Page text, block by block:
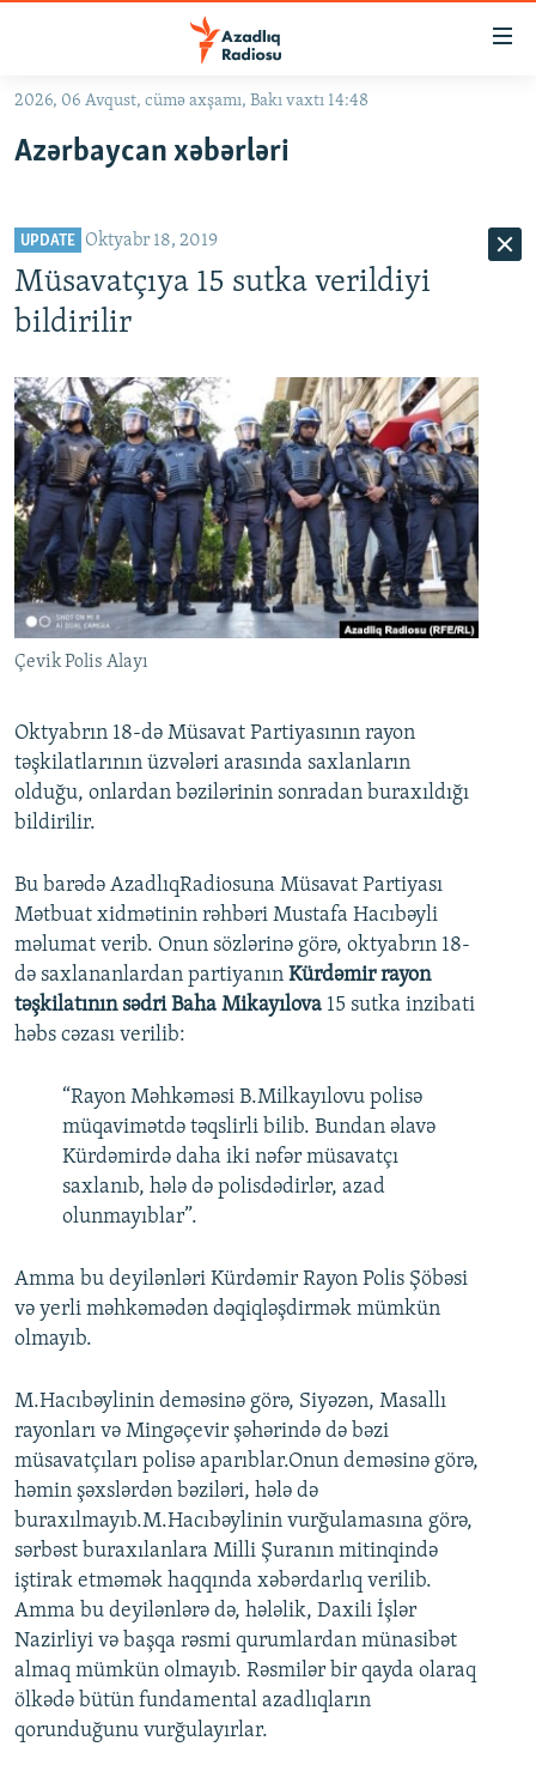
Əsas
qayıt
qayıt
Axtarışa
keç
#ƏSLINDƏ
ARAŞDIRMA
MULTIMEDIA
VIDEO
FOTOQALEREYA
İNFOQRAFIKA
KARIKATURA
RADIO ARXIV
OXU ZALI
AZƏRBAYCAN ƏDƏBIYYATI KITABXANASI
İSLAM VƏ DEMOKRATIYA
HAQQIMIZDA
MISSIYAMIZ
PEŞƏ ETIKASI VƏ JURNALISTIKA STANDARTLARIMIZ
BIZIMLƏ ƏLAQƏ
XƏBƏR BÜLLETENLƏRIMIZ
BIZI IZLƏ
2026, 06 Avqust, cümə axşamı, Bakı vaxtı 14:48
Azərbaycan xəbərləri
UPDATE Oktyabr 18, 2019
Müsavatçıya 15 sutka verildiyi
bildirilir
Çevik Polis Alayı
Oktyabrın 18-də Müsavat Partiyasının rayon
təşkilatlarının üzvələri arasında saxlanların
olduğu, onlardan bəzilərinin sonradan buraxıldığı
bildirilir.
Bu barədə AzadlıqRadiosuna Müsavat Partiyası
Mətbuat xidmətinin rəhbəri Mustafa Hacıbəyli
məlumat verib. Onun sözlərinə görə, oktyabrın 18-
də saxlananlardan partiyanın Kürdəmir rayon
təşkilatının sədri Baha Mikayılova 15 sutka inzibati
həbs cəzası verilib:
“Rayon Məhkəməsi B.Milkayılovu polisə
müqavimətdə təqslirli bilib. Bundan əlavə
Kürdəmirdə daha iki nəfər müsavatçı
saxlanıb, hələ də polisdədirlər, azad
olunmayıblar”.
Amma bu deyilənləri Kürdəmir Rayon Polis Şöbəsi
və yerli məhkəmədən dəqiqləşdirmək mümkün
olmayıb.
M.Hacıbəylinin deməsinə görə, Siyəzən, Masallı
rayonları və Mingəçevir şəhərində də bəzi
müsavatçıları polisə aparıblar.Onun deməsinə görə,
həmin şəxslərdən bəziləri, hələ də
buraxılmayıb.M.Hacıbəylinin vurğulamasına görə,
sərbəst buraxılanlara Milli Şuranın mitinqində
iştirak etməmək haqqında xəbərdarlıq verilib.
Amma bu deyilənlərə də, hələlik, Daxili İşlər
Nazirliyi və başqa rəsmi qurumlardan münasibət
almaq mümkün olmayıb. Rəsmilər bir qayda olaraq
ölkədə bütün fundamental azadlıqların
qorunduğunu vurğulayırlar.